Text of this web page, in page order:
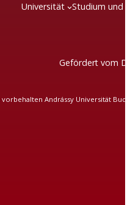
Universität Studium und
Gefördert vom
vorbehalten Andrássy Universität